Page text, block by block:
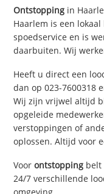
Ontstopping in
Haarlem is een
spoedservice en is
daarbuiten. Wij
Heeft u direct een
dan op 023-7600318
Wij zijn vrijwel altijd
opgeleide
verstoppingen of
oplossen. Altijd voor
Voorontstopping belt
24/7 verschillende